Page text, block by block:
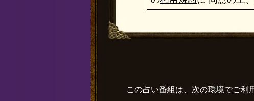
この占い番組は、次の環境でご利